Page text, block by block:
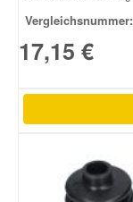
Vergleichsnummer:
17,15 €